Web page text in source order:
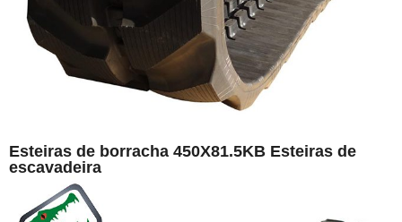
Esteiras de borracha 450X81.5KB Esteiras de
escavadeira